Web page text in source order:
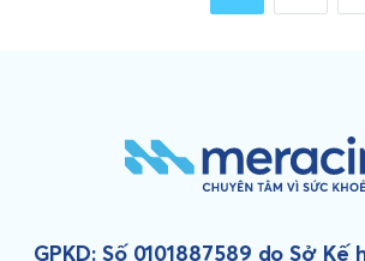
GPKD: Số 0101887589 do Sở